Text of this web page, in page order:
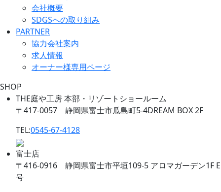
会社概要
SDGSへの取り組み
PARTNER
協力会社案内
求人情報
オーナー様専用ページ
SHOP
THE庭や工房 本部・リゾートショールーム
〒417-0057 静岡県富士市瓜島町5-4DREAM BOX 2F
TEL:0545-67-4128
富士店
〒416-0916 静岡県富士市平垣109-5 アロマガーデン1F E
号